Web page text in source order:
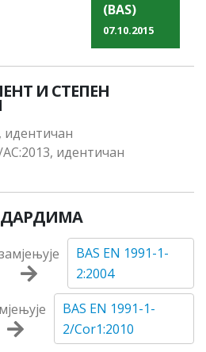
(BAS)
07.10.2015
И СТЕПЕН
идентичан
идентичан
BAS EN 1991-1-
2:2004
BAS EN 1991-1-
2/Cor1:2010